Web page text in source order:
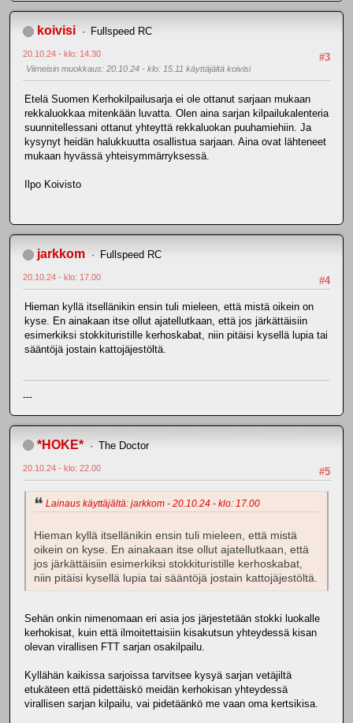
koivisi Fullspeed RC
#3
20.10.24 - klo: 14.30
Viimeisin muokkaus: 20.10.24 - klo: 15.11 käyttäjältä koivisi
Etelä Suomen Kerhokilpailusarja ei ole ottanut sarjaan mukaan
rekkaluokkaa mitenkään luvatta. Olen aina sarjan kilpailukalenteria
suunnitellessani ottanut yhteyttä rekkaluokan puuhamiehiin. Ja
kysynyt heidän halukkuutta osallistua sarjaan. Aina ovat lähteneet
mukaan hyvässä yhteisymmärryksessä.
Ilpo Koivisto
jarkkom Fullspeed RC
#4
20.10.24 - klo: 17.00
Hieman kyllä itsellänikin ensin tuli mieleen, että mistä oikein on
kyse. En ainakaan itse ollut ajatellutkaan, että jos järkättäisiin
esimerkiksi stokkituristille kerhoskabat, niin pitäisi kysellä lupia tai
sääntöjä jostain kattojäjestöltä.
---
*HOKE* The Doctor
#5
20.10.24 - klo: 22.00
Lainaus käyttäjältä: jarkkom - 20.10.24 - klo: 17.00
Hieman kyllä itsellänikin ensin tuli mieleen, että mistä
oikein on kyse. En ainakaan itse ollut ajatellutkaan, että
jos järkättäisiin esimerkiksi stokkituristille kerhoskabat,
niin pitäisi kysellä lupia tai sääntöjä jostain kattojäjestöltä.
Sehän onkin nimenomaan eri asia jos järjestetään stokki luokalle
kerhokisat, kuin että ilmoitettaisiin kisakutsun yhteydessä kisan
olevan virallisen FTT sarjan osakilpailu.
Kyllähän kaikissa sarjoissa tarvitsee kysyä sarjan vetäjiltä
etukäteen että pidettäiskö meidän kerhokisan yhteydessä
virallisen sarjan kilpailu, vai pidetäänkö me vaan oma kertsikisa.